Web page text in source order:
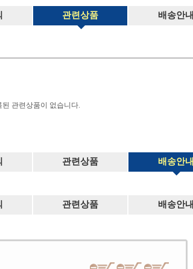
관련상품 배송안내
된 관련상품이 없습니다.
관련상품 배송안내
관련상품 배송안내